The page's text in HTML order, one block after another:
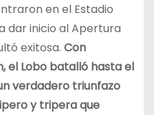
en el Estadio
dar inicio al Apertura
exitosa. Con
el Lobo batalló hasta el
verdadero triunfazo
y tripera que